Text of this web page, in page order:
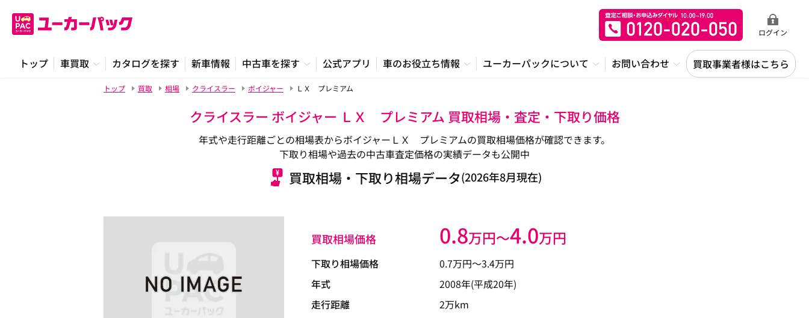
ログイン
トップ 車買取 カタログを探す 新車情報 中古車を探す 公式アプリ 車のお役立ち情報 ユーカーパックについて お問い合わせ 買取事業者様はこちら
トップ 買取 相場 クライスラー ボイジャー ＬＸ プレミアム
クライスラー ボイジャー ＬＸ プレミアム 買取相場・査定・下取り価格
年式や走行距離ごとの相場表からボイジャーＬＸ プレミアムの買取相場価格が確認できます。
下取り相場や過去の中古車査定価格の実績データも公開中
買取相場・下取り相場データ(2026年8月現在)
買取相場価格 0.8万円〜4.0万円
下取り相場価格 0.7万円〜3.4万円
年式
2008年(平成20年)
走行距離
2万km